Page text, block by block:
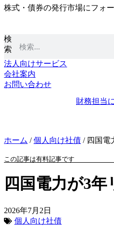
コ
ン
ツ
に
ス
キ
ッ
株式・債券の発行市場にフォ
検
索
法人向けサービス
会社案内
お問い合わせ
財務担当
ホーム /個人向け社債 / 四国電
この記事は有料記事です
四国電力が3
2026年7月2日
個人向け社債